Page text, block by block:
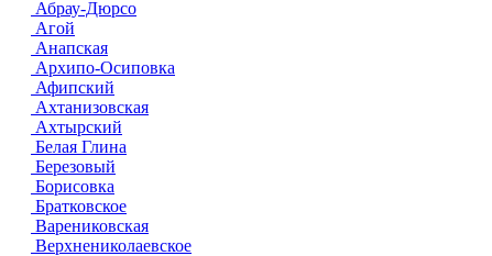
Абрау-Дюрсо
Агой
Анапская
Архипо-Осиповка
Афипский
Ахтанизовская
Ахтырский
Белая Глина
Березовый
Борисовка
Братковское
Варениковская
Верхнениколаевское